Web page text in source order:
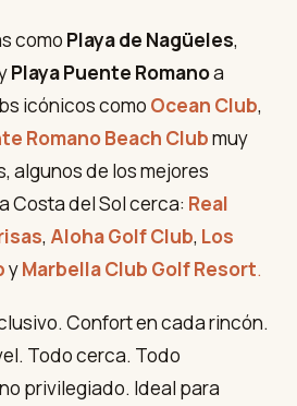
como Playa de Nagüeles,
Playa Puente Romanoa
icónicos como Ocean Club,
Romano Beach Clubmuy
algunos de los mejores
Costa del Sol cerca: Real
, Aloha Golf Club, Los
yMarbella Club Golf Resort.
Confort en cada rincón.
Todo cerca. Todo
privilegiado. Ideal para